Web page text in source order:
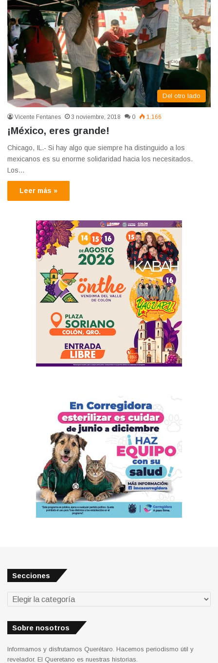
Del otro lado
Vicente Fentanes 3 noviembre, 2018 0 1.166
¡México, eres grande!
Chicago, IL.- Si hay algo que siempre ha distinguido a los
mexicanos es su enorme solidaridad hacia los necesitados.
Los…
Leer más »
Secciones
Secciones
Sobre nosotros
Informamos y disfrutamos Querétaro. Hacemos periodismo útil y
revelador. El Queretano es nuestras historias.